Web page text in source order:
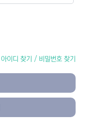
아이디 찾기 / 비밀번호 찾기